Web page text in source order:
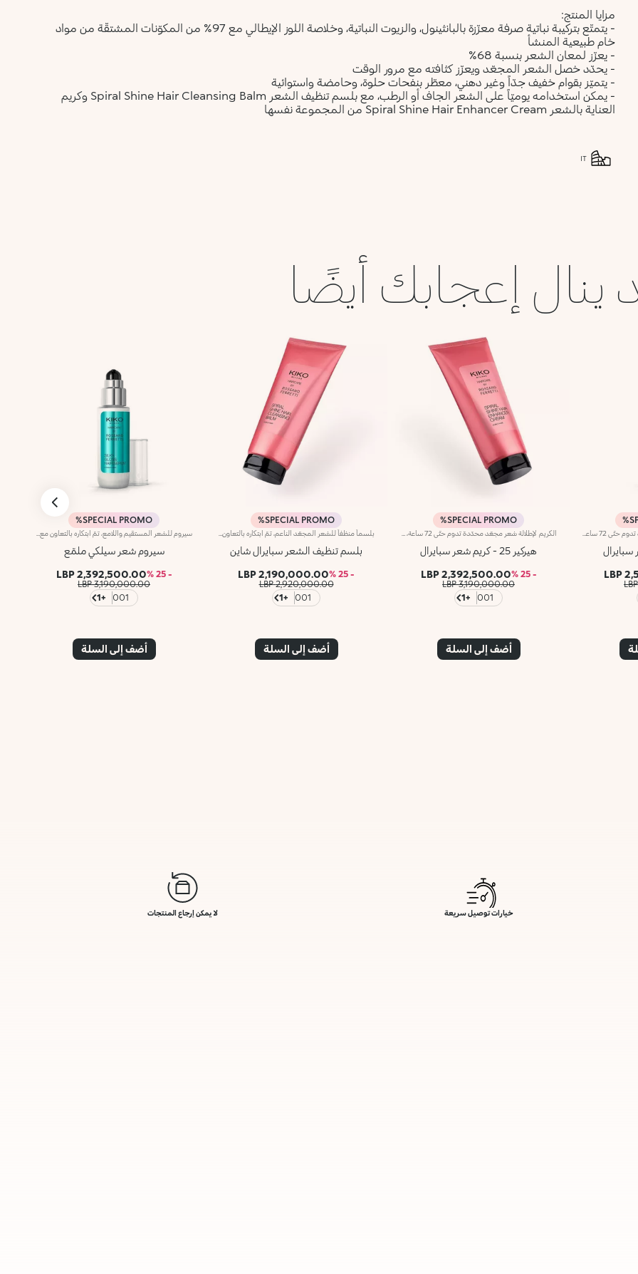
مزايا المنتج:
- يتمتّع بتركيبة نباتية صرفة معزّزة بالبانثينول، والزيوت النباتية، وخلاصة اللوز الإيطالي مع 97% من المكوّنات المشتقّة من مواد
خام طبيعية المنشأ
- يعزّز لمعان الشعر بنسبة 68%
- يحدّد خصل الشعر المجعّد ويعزّز كثافته مع مرور الوقت
- يتميّز بقوام خفيف جدّاً وغير دهني، معطّر بنفحات حلوة، وحامضة واستوائية
- يمكن استخدامه يوميّاً على الشعر الجاف أو الرطب، مع بلسم تنظيف الشعر Spiral Shine Hair Cleansing Balm وكريم
العناية بالشعر Spiral Shine Hair Enhancer Cream من المجموعة نفسها
IT
ينال إعجابك أيضًا
SPECIAL PROMO%
هيركير 25 - كريم شعر سبايرال
- 25 %
2,392,500.00 LBP
3,190,000.00 LBP
001
+1
أضف إلى السلة
SPECIAL PROMO%
بلسم تنظيف الشعر سبايرال شاين
- 25 %
2,190,000.00 LBP
2,920,000.00 LBP
001
+1
أضف إلى السلة
SPECIAL PROMO%
سيروم شعر سيلكي ملمّع
- 25 %
2,392,500.00 LBP
3,190,000.00 LBP
001
+1
أضف إلى السلة
خيارات توصيل سريعة لا يمكن إرجاع المنتجات